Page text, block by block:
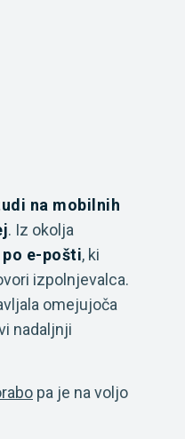
na mobilnih
. Iz okolja
e-pošti, ki
izpolnjevalca.
omejujoča
nadaljnji
pa je na voljo